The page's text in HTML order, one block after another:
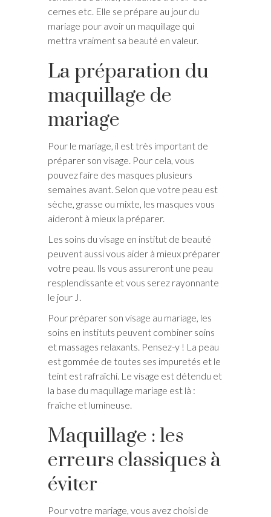
cernes etc. Elle se prépare au jour du
mariage pour avoir un maquillage qui
mettra vraiment sa beauté en valeur.
La préparation du
maquillage de
mariage
Pour le mariage, il est très important de
préparer son visage. Pour cela, vous
pouvez faire des masques plusieurs
semaines avant. Selon que votre peau est
sèche, grasse ou mixte, les masques vous
aideront à mieux la préparer.
Les soins du visage en institut de beauté
peuvent aussi vous aider à mieux préparer
votre peau. Ils vous assureront une peau
resplendissante et vous serez rayonnante
le jour J.
Pour préparer son visage au mariage, les
soins en instituts peuvent combiner soins
et massages relaxants. Pensez-y ! La peau
est gommée de toutes ses impuretés et le
teint est rafraîchi. Le visage est détendu et
la base du maquillage mariage est là :
fraîche et lumineuse.
Maquillage : les
erreurs classiques à
éviter
Pour votre mariage, vous avez choisi de